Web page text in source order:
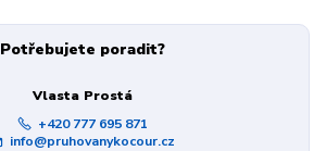
Potřebujete poradit?
Vlasta Prostá
+420 777 695 871
info@pruhovanykocour.cz